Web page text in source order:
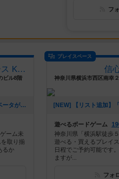
フ
ボードゲームプレイスペース Kinked Tail
ビル8階
[NEW] 11月19日~11月30日までエレベータが使えなくなります。（2025年10月20日 16時13分）
ーム未
取り揃
るか
プレイスペース
信
遊べるボードゲーム
神奈川県「横浜駅徒歩
遊べる・買えるプレイ
日程でご予約可能です
ますが...
フォ